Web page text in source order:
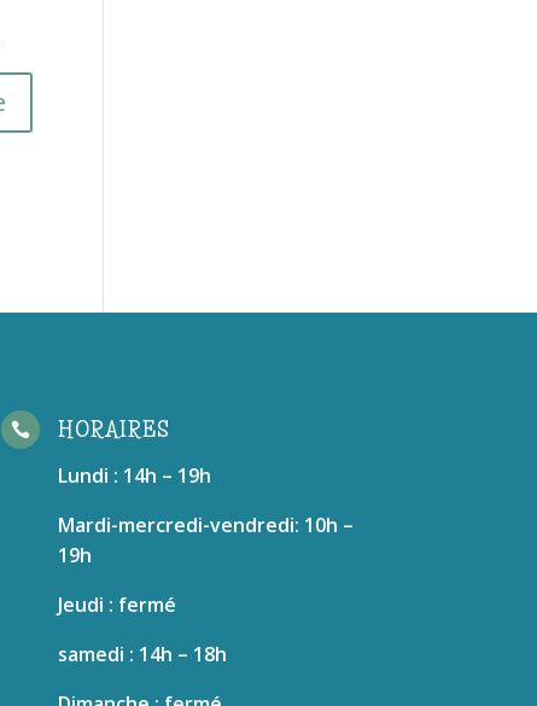
 HORAIRES
Lundi : 14h – 19h
Mardi-mercredi-vendredi: 10h –
19h
Jeudi : fermé
samedi : 14h – 18h